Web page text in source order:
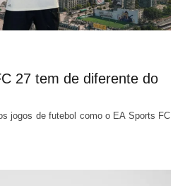
27 tem de diferente do
jogos de futebol como o EA Sports FC